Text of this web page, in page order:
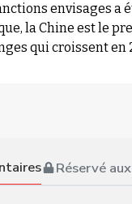
envisages a
la Chine est le
qui croissent en
Réservé